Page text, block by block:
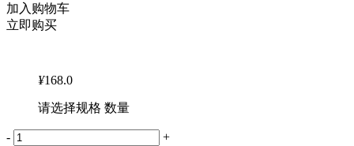
加入购物车
立即购买
¥168.0
请选择规格 数量
-
+